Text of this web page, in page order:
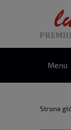
Menu
Strona